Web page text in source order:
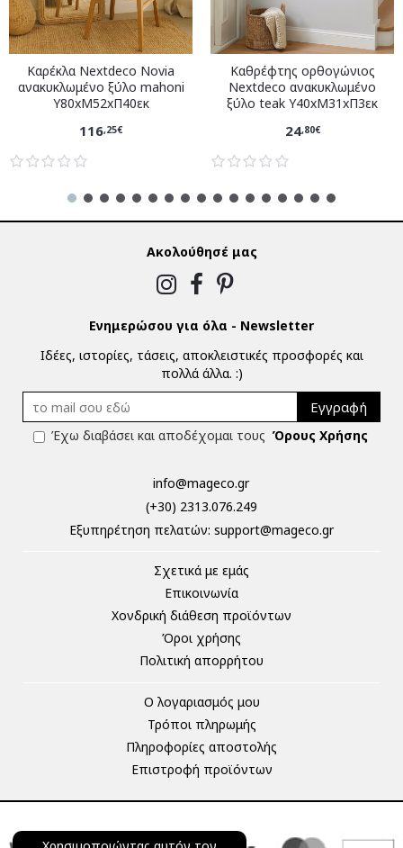
Καρέκλα Nextdeco Novia
ανακυκλωμένο ξύλο mahoni
Υ80xM52xΠ40εκ
116,25€
Καθρέφτης ορθογώνιος
Nextdeco ανακυκλωμένο
ξύλο teak Υ40xM31xΠ3εκ
24,80€
Ακολούθησέ μας
Ενημερώσου για όλα - Newsletter
Ιδέες, ιστορίες, τάσεις, αποκλειστικές προσφορές και
πολλά άλλα. :)
Εγγραφή
Έχω διαβάσει και αποδέχομαι τους Όρους Χρήσης
info@mageco.gr
(+30) 2313.076.249
Eξυπηρέτηση πελατών: support@mageco.gr
Σχετικά με εμάς
Επικοινωνία
Χονδρική διάθεση προϊόντων
Όροι χρήσης
Πολιτική απορρήτου
Ο λογαριασμός μου
Τρόποι πληρωμής
Πληροφορίες αποστολής
Επιστροφή προϊόντων